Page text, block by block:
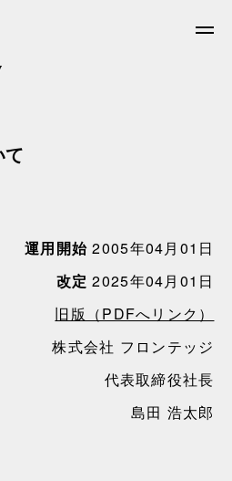
運用開始 2005年04月01日
改定 2025年04月01日
旧版（PDFへリンク）
株式会社 フロンテッジ
代表取締役社長
島田 浩太郎